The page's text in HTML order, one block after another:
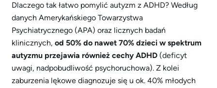
Dlaczego tak łatwo pomylić autyzm z ADHD? Według
danych Amerykańskiego Towarzystwa
Psychiatrycznego (APA) oraz licznych badań
klinicznych, od 50% do nawet 70% dzieci w spektrum
autyzmu przejawia również cechy ADHD (deficyt
uwagi, nadpobudliwość psychoruchowa). Z kolei
zaburzenia lękowe diagnozuje się u ok. 40% młodych